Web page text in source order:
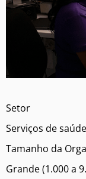
Setor
Serviços de saúde
Tamanho da
Grande (1.000 a